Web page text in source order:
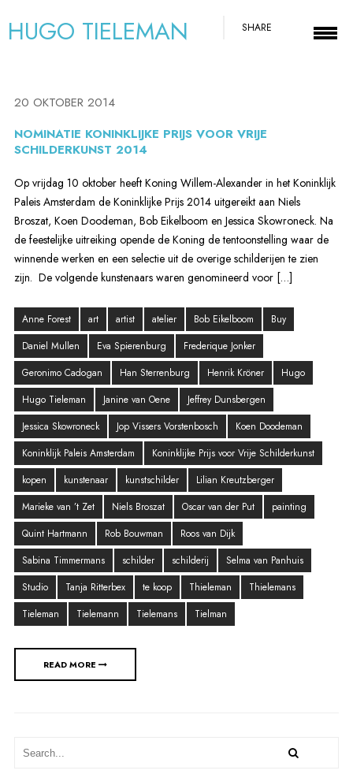
HUGO TIELEMAN SHARE
20 OKTOBER 2014
NOMINATIE KONINKLIJKE PRIJS VOOR VRIJE
SCHILDERKUNST 2014
Op vrijdag 10 oktober heeft Koning Willem-Alexander in het Koninklijk
Paleis Amsterdam de Koninklijke Prijs 2014 uitgereikt aan Niels
Broszat, Koen Doodeman, Bob Eikelboom en Jessica Skowroneck. Na
de feestelijke uitreiking opende de Koning de tentoonstelling waar de
winnende werken en een selectie uit de overige schilderijen te zien
zijn. De volgende kunstenaars waren genomineerd voor […]
Anne Forest art artist atelier Bob Eikelboom
Buy
Daniel Mullen
Eva Spierenburg
Frederique Jonker
Geronimo Cadogan
Han Sterrenburg Henrik Kröner
Hugo
Hugo Tieleman
Janine van Oene
Jeffrey Dunsbergen
Jessica Skowroneck
Jop Vissers Vorstenbosch
Koen Doodeman
Koninklijk Paleis Amsterdam
Koninklijke Prijs voor Vrije Schilderkunst
kopen
kunstenaar kunstschilder
Lilian Kreutzberger
Marieke van ’t Zet
Niels Broszat Oscar van der Put
painting
Quint Hartmann
Rob Bouwman
Roos van Dijk
Sabina Timmermans
schilder schilderij
Selma van Panhuis
Studio
Tanja Ritterbex te koop Thieleman
Thielemans
Tieleman
Tielemann Tielemans Tielman
READ MORE